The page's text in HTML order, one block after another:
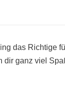
das
dir ganz viel